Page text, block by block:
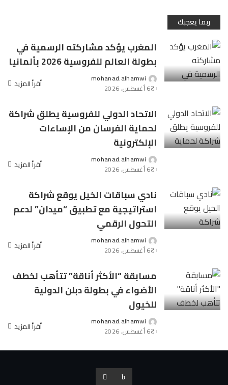
ربما يعجبك
المغرب يؤكد مشاركته الرسمية في
بطولة العالم للفروسية 2026 بألمانيا
Posted
by
mohanad.alhamwi
6 أغسطس، 2026
أقرأ المزيد
الاتحاد الدولي للفروسية يطلق شراكة
لحماية الفرسان من الإساءات
الإلكترونية
Posted
by
mohanad.alhamwi
6 أغسطس، 2026
أقرأ المزيد
نادي سباقات الخيل يوقع شراكة
استراتيجية مع تطبيق “ميدان” لدعم
التحول الرقمي
Posted
by
mohanad.alhamwi
6 أغسطس، 2026
أقرأ المزيد
مسابقة “الأكثر أناقة” تتأهب لخطف
الأضواء في بطولة دبلن الدولية
للخيول
Posted
by
mohanad.alhamwi
6 أغسطس، 2026
أقرأ المزيد